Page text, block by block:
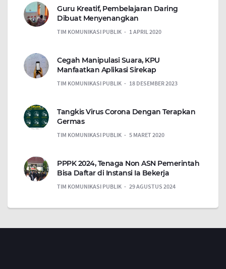
Guru Kreatif, Pembelajaran Daring
Dibuat Menyenangkan
TIM KOMUNIKASI PUBLIK 1 APRIL 2020
Cegah Manipulasi Suara, KPU
Manfaatkan Aplikasi Sirekap
TIM KOMUNIKASI PUBLIK 18 DESEMBER 2023
Tangkis Virus Corona Dengan Terapkan
Germas
TIM KOMUNIKASI PUBLIK 5 MARET 2020
PPPK 2024, Tenaga Non ASN Pemerintah
Bisa Daftar di Instansi Ia Bekerja
TIM KOMUNIKASI PUBLIK 29 AGUSTUS 2024